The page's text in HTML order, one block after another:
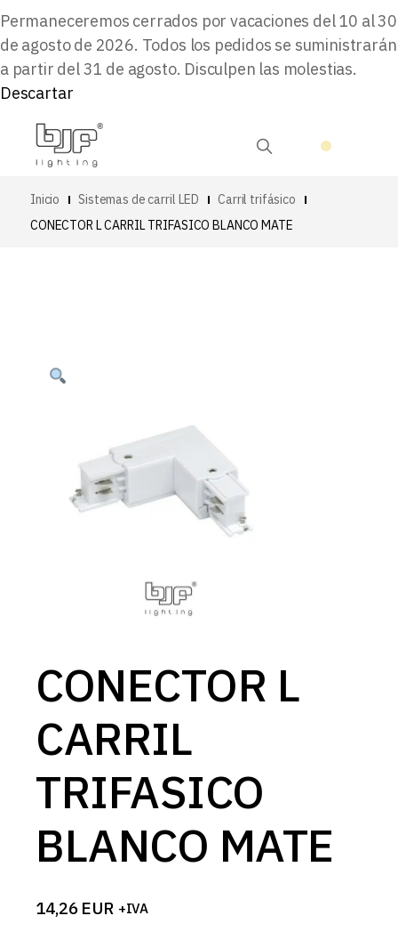
Permaneceremos cerrados por vacaciones del 10 al 30
de agosto de 2026. Todos los pedidos se suministrarán
a partir del 31 de agosto. Disculpen las molestias.
Descartar
Inicio Sistemas de carril LED
Carril trifásico
CONECTOR L CARRIL TRIFASICO BLANCO MATE
CONECTOR L
CARRIL
TRIFASICO
BLANCO MATE
14,26 EUR +IVA